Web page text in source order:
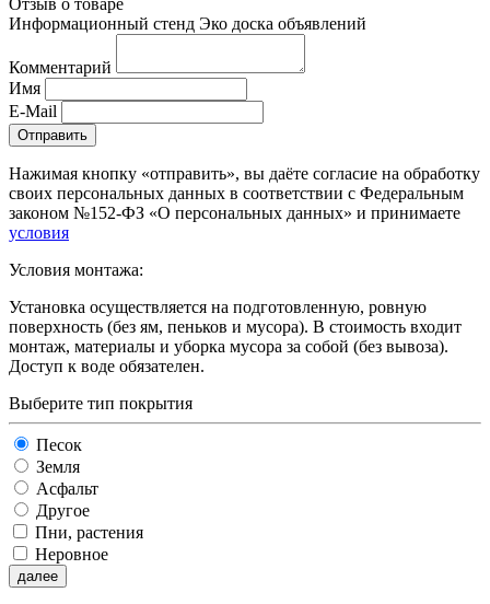
Отзыв о товаре
Информационный стенд Эко доска объявлений
Комментарий
Имя
E-Mail
Отправить
Нажимая кнопку «отправить», вы даёте согласие на обработку
своих персональных данных в соответствии с Федеральным
законом №152-ФЗ «О персональных данных» и принимаете
условия
Условия монтажа:
Установка осуществляется на подготовленную, ровную
поверхность (без ям, пеньков и мусора). В стоимость входит
монтаж, материалы и уборка мусора за собой (без вывоза).
Доступ к воде обязателен.
Выберите тип покрытия
Песок
Земля
Асфальт
Другое
Пни, растения
Неровное
далее